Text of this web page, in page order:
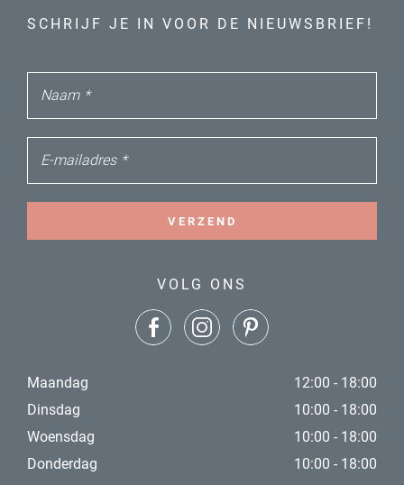
SCHRIJF JE IN VOOR DE NIEUWSBRIEF!
Naam *
E-mailadres *
VERZEND
VOLG ONS
Maandag
12:00 - 18:00
Dinsdag
10:00 - 18:00
Woensdag
10:00 - 18:00
Donderdag
10:00 - 18:00